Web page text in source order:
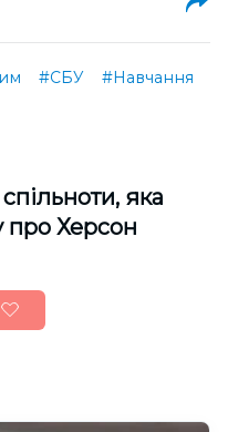
#СБУ
#Навчання
яка
про Херсон